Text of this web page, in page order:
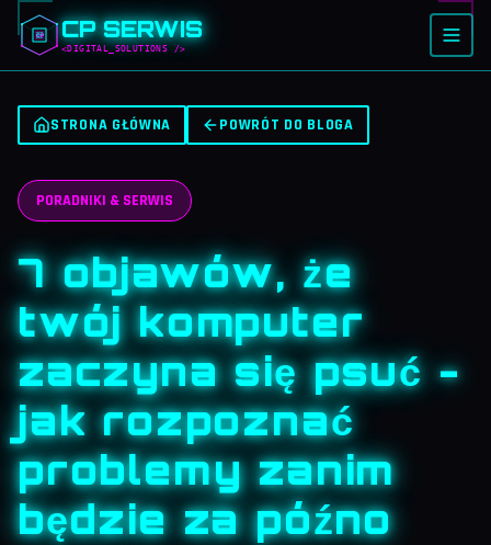
CP SERWIS
<DIGITAL_SOLUTIONS />
STRONA GŁÓWNA POWRÓT DO BLOGA
PORADNIKI & SERWIS
7 objawów, że
twój komputer
zaczyna się psuć -
jak rozpoznać
problemy zanim
będzie za późno